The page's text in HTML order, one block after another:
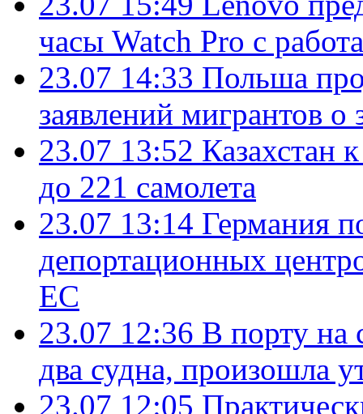
часы Watch Pro с
23.07 14:33 Польша
заявлений мигрантов
23.07 13:52 Казахстан
до 221 самолета
23.07 13:14 Германия
депортационных
ЕС
23.07 12:36 В порту на
два судна, произошла
23.07 12:05